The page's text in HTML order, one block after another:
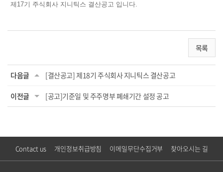
제17기 주식회사 지니틱스 결산공고 입니다.
목록
다음글 [결산공고] 제18기 주식회사 지니틱스 결산공고
이전글 [공고]기준일 및 주주명부 폐쇄기간 설정 공고
Contact us 개인정보취급방침 이메일무단수집거부 찾아오시는 길